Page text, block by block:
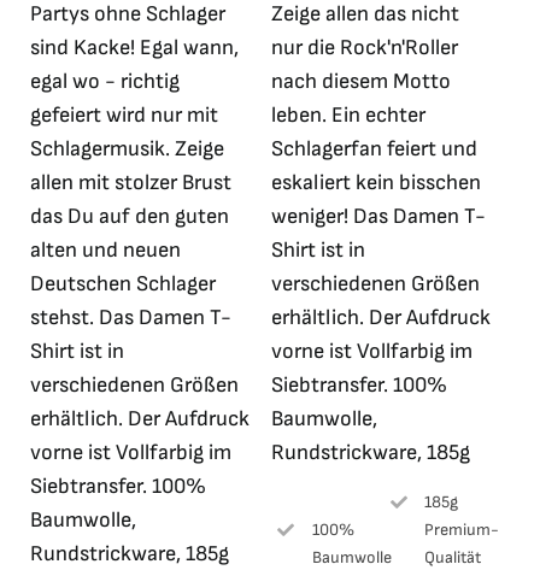
21,90 €5,00 €.
Partys ohne Schlager
sind Kacke! Egal wann,
egal wo - richtig
gefeiert wird nur mit
Schlagermusik. Zeige
allen mit stolzer Brust
das Du auf den guten
alten und neuen
Deutschen Schlager
stehst. Das Damen T-
Shirt ist in
verschiedenen Größen
erhältlich. Der Aufdruck
vorne ist Vollfarbig im
Siebtransfer. 100%
Baumwolle,
Rundstrickware, 185g
21,90 €5,00 €.
Zeige allen das nicht
nur die Rock'n'Roller
nach diesem Motto
leben. Ein echter
Schlagerfan feiert und
eskaliert kein bisschen
weniger! Das Damen T-
Shirt ist in
verschiedenen Größen
erhältlich. Der Aufdruck
vorne ist Vollfarbig im
Siebtransfer. 100%
Baumwolle,
Rundstrickware, 185g
100%
Baumwolle
185g
Premium-
Qualität